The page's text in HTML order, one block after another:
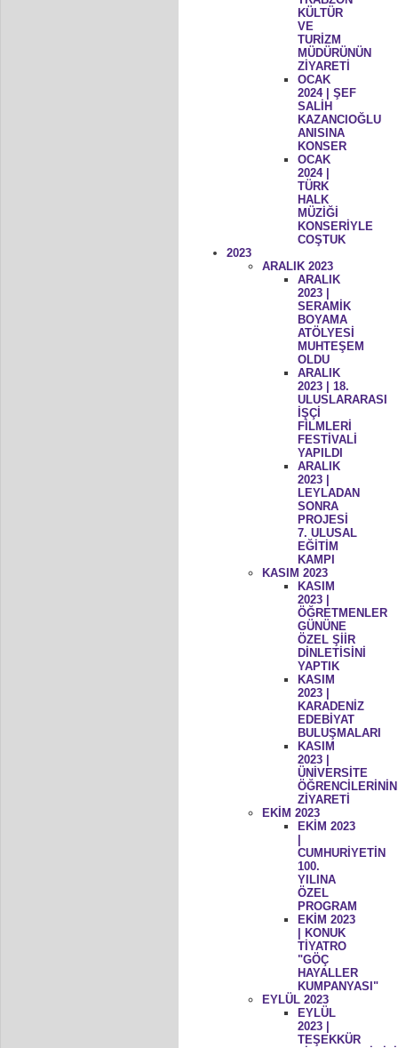
KÜLTÜR
VE
TURİZM
MÜDÜRÜNÜN
ZİYARETİ
OCAK
2024 | ŞEF
SALİH
KAZANCIOĞLU
ANISINA
KONSER
OCAK
2024 |
TÜRK
HALK
MÜZİĞİ
KONSERİYLE
COŞTUK
2023
ARALIK 2023
ARALIK
2023 |
SERAMİK
BOYAMA
ATÖLYESİ
MUHTEŞEM
OLDU
ARALIK
2023 | 18.
ULUSLARARASI
İŞÇİ
FİLMLERİ
FESTİVALİ
YAPILDI
ARALIK
2023 |
LEYLADAN
SONRA
PROJESİ
7. ULUSAL
EĞİTİM
KAMPI
KASIM 2023
KASIM
2023 |
ÖĞRETMENLER
GÜNÜNE
ÖZEL ŞİİR
DİNLETİSİNİ
YAPTIK
KASIM
2023 |
KARADENİZ
EDEBİYAT
BULUŞMALARI
KASIM
2023 |
ÜNİVERSİTE
ÖĞRENCİLERİNİN
ZİYARETİ
EKİM 2023
EKİM 2023
CUMHURİYETİN
100.
YILINA
ÖZEL
PROGRAM
EKİM 2023
| KONUK
TİYATRO
"GÖÇ
HAYALLER
KUMPANYASI"
EYLÜL 2023
EYLÜL
2023 |
TEŞEKKÜR